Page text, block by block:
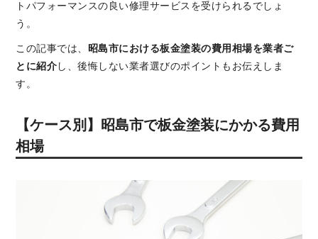
トパフォーマンスの良い修理サービスを受けられるでしょ
う。
この記事では、 昭島市における板金塗装の費用相場を業者ご
とに紹介 し、後悔しない業者選びのポイントもお伝えしま
す。
【ケース別】昭島市で板金塗装にかかる費用
相場